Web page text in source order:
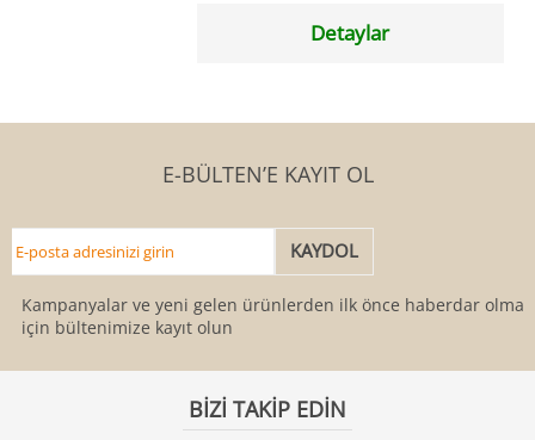
Detaylar
E-BÜLTEN’E KAYIT OL
Kampanyalar ve yeni gelen ürünlerden ilk önce haberdar olmak
için bültenimize kayıt olun
BİZİ TAKİP EDİN